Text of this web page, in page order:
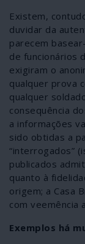
Existem,
duvidar da
parecem
de funcionários
exigiram o
qualquer prova
qualquer
consequência
a informações
sido obtidas a
“interrogados”
publicados
quanto à
origem; a Casa
com veemência
Exemplos há